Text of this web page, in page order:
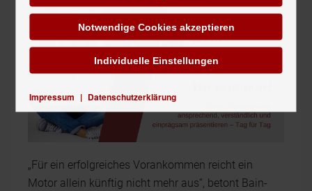
„Für ein erfolgreiches Vorankommen reicht ein
Motor allein künftig nicht mehr aus“, betont Bain-
Notwendige Cookies akzeptieren
Impressum | Datenschutzerklärung
Individuelle Einstellungen